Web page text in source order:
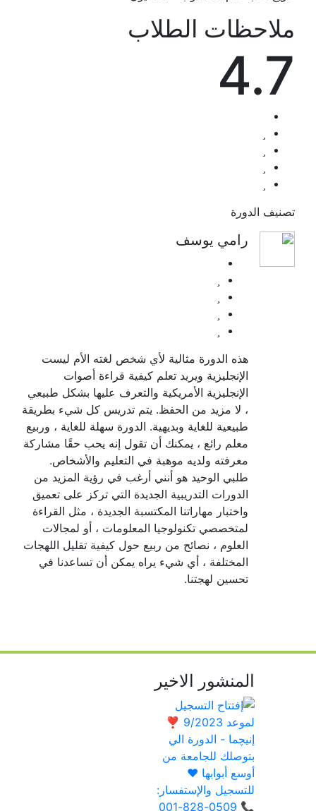
ملاحظات الطلاب
4.7
تصنيف الدورة
رامي يوسف
هذه الدورة مثالية لأي شخص لغته الأم ليست
الإنجليزية ويريد تعلم كيفية قراءة أصوات
الإنجليزية الأمريكية والتعرف عليها بشكل طبيعي
، لا مزيد من الحفظ. يتم تدريس كل شيء بطريقة
طبيعية للغاية وبديهية. الدورة سهلة للغاية ، وربيع
معلم رائع ، يمكنك أن تقول إنه يحب حقًا مشاركة
معرفته ولديه موهبة في التعليم والأشخاص.
طلبي الوحيد هو أنني أرغب في رؤية المزيد من
الدورات التدريبية الجديدة التي تركز على تعميق
واختبار مهاراتنا المكتسبة الجديدة ، مثل القراءة
لمتخصصي تكنولوجيا المعلومات ، أو لمجالات
العلوم ، نصائح من ربيع حول كيفية تقليل اللهجات
المختلفة ، أي شيء يراه يمكن أن تساعدنا في
تحسين لهجتنا.
المنشور الاخير